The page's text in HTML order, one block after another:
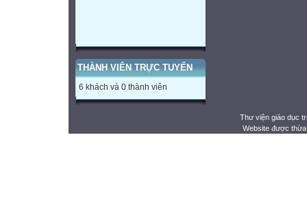
THÀNH VIÊN TRỰC TUYẾN
6 khách và 0 thành viên
Thư viện giáo dục
Website được